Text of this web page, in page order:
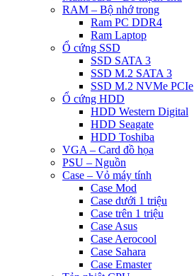
RAM – Bộ nhớ trong
Ram PC DDR4
Ram Laptop
Ổ cứng SSD
SSD SATA 3
SSD M.2 SATA 3
SSD M.2 NVMe PCIe
Ổ cứng HDD
HDD Western Digital
HDD Seagate
HDD Toshiba
VGA – Card đồ họa
PSU – Nguồn
Case – Vỏ máy tính
Case Mod
Case dưới 1 triệu
Case trên 1 triệu
Case Asus
Case Aerocool
Case Sahara
Case Emaster